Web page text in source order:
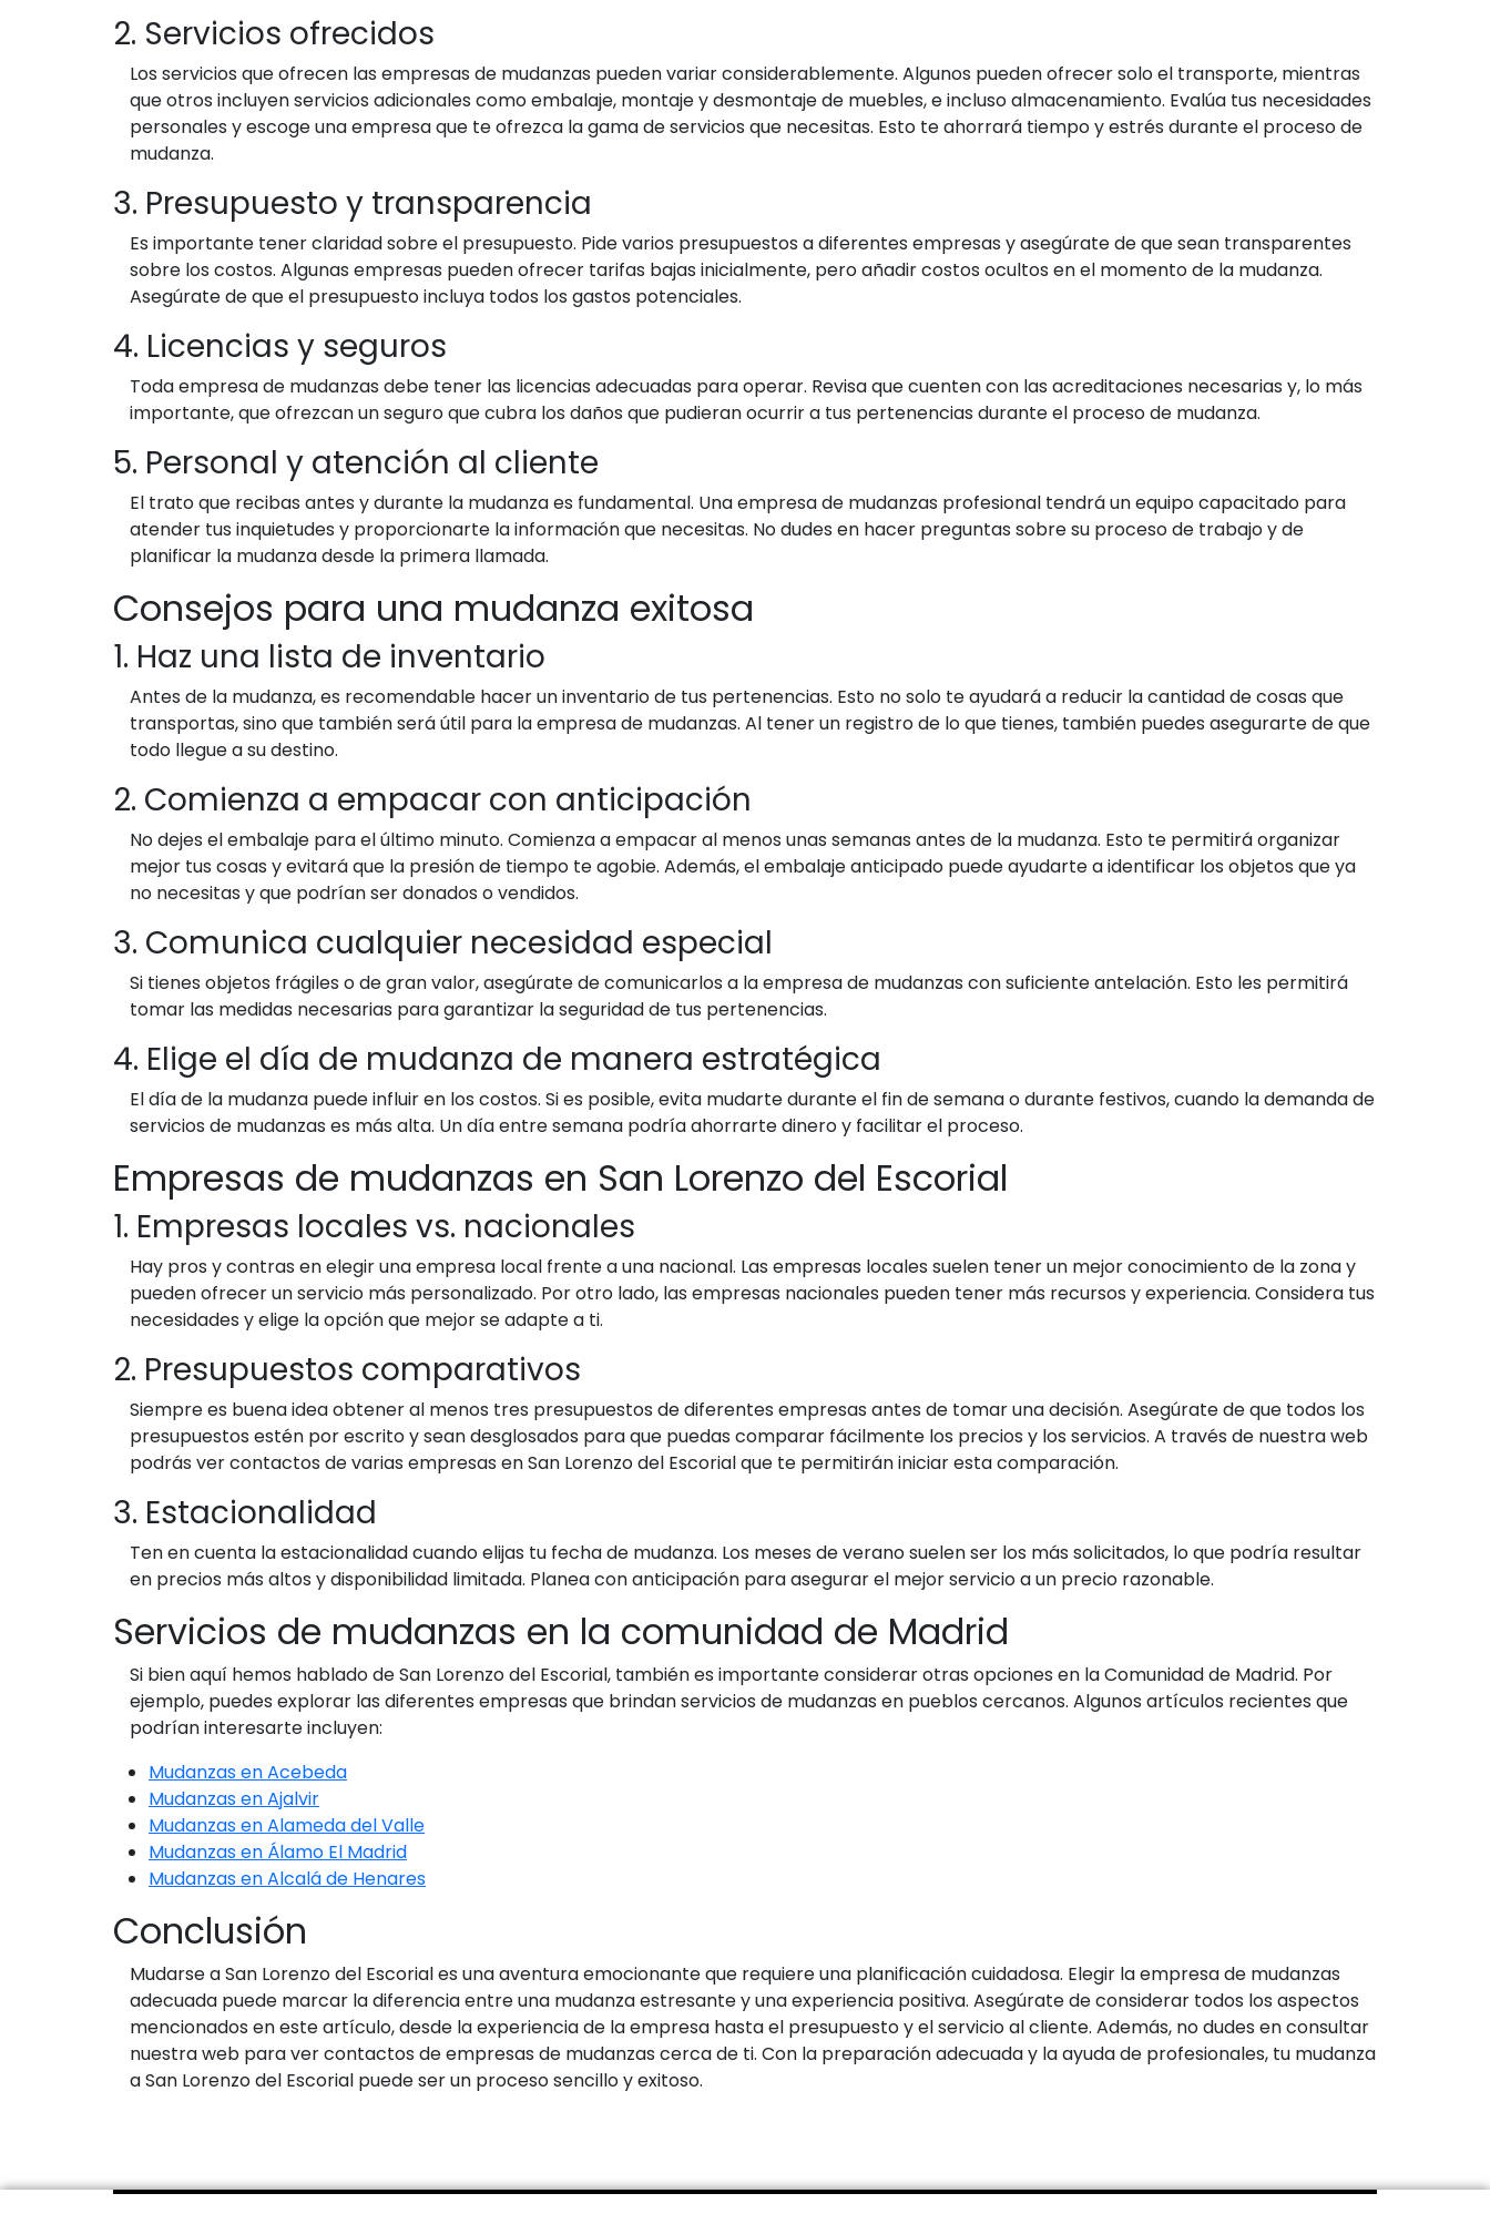
2. Servicios ofrecidos
Los servicios que ofrecen las empresas de mudanzas pueden variar considerablemente. Algunos pueden ofrecer solo el transporte, mientras
que otros incluyen servicios adicionales como embalaje, montaje y desmontaje de muebles, e incluso almacenamiento. Evalúa tus necesidades
personales y escoge una empresa que te ofrezca la gama de servicios que necesitas. Esto te ahorrará tiempo y estrés durante el proceso de
mudanza.
3. Presupuesto y transparencia
Es importante tener claridad sobre el presupuesto. Pide varios presupuestos a diferentes empresas y asegúrate de que sean transparentes
sobre los costos. Algunas empresas pueden ofrecer tarifas bajas inicialmente, pero añadir costos ocultos en el momento de la mudanza.
Asegúrate de que el presupuesto incluya todos los gastos potenciales.
4. Licencias y seguros
Toda empresa de mudanzas debe tener las licencias adecuadas para operar. Revisa que cuenten con las acreditaciones necesarias y, lo más
importante, que ofrezcan un seguro que cubra los daños que pudieran ocurrir a tus pertenencias durante el proceso de mudanza.
5. Personal y atención al cliente
El trato que recibas antes y durante la mudanza es fundamental. Una empresa de mudanzas profesional tendrá un equipo capacitado para
atender tus inquietudes y proporcionarte la información que necesitas. No dudes en hacer preguntas sobre su proceso de trabajo y de
planificar la mudanza desde la primera llamada.
Consejos para una mudanza exitosa
1. Haz una lista de inventario
Antes de la mudanza, es recomendable hacer un inventario de tus pertenencias. Esto no solo te ayudará a reducir la cantidad de cosas que
transportas, sino que también será útil para la empresa de mudanzas. Al tener un registro de lo que tienes, también puedes asegurarte de que
todo llegue a su destino.
2. Comienza a empacar con anticipación
No dejes el embalaje para el último minuto. Comienza a empacar al menos unas semanas antes de la mudanza. Esto te permitirá organizar
mejor tus cosas y evitará que la presión de tiempo te agobie. Además, el embalaje anticipado puede ayudarte a identificar los objetos que ya
no necesitas y que podrían ser donados o vendidos.
3. Comunica cualquier necesidad especial
Si tienes objetos frágiles o de gran valor, asegúrate de comunicarlos a la empresa de mudanzas con suficiente antelación. Esto les permitirá
tomar las medidas necesarias para garantizar la seguridad de tus pertenencias.
4. Elige el día de mudanza de manera estratégica
El día de la mudanza puede influir en los costos. Si es posible, evita mudarte durante el fin de semana o durante festivos, cuando la demanda de
servicios de mudanzas es más alta. Un día entre semana podría ahorrarte dinero y facilitar el proceso.
Empresas de mudanzas en San Lorenzo del Escorial
1. Empresas locales vs. nacionales
Hay pros y contras en elegir una empresa local frente a una nacional. Las empresas locales suelen tener un mejor conocimiento de la zona y
pueden ofrecer un servicio más personalizado. Por otro lado, las empresas nacionales pueden tener más recursos y experiencia. Considera tus
necesidades y elige la opción que mejor se adapte a ti.
2. Presupuestos comparativos
Siempre es buena idea obtener al menos tres presupuestos de diferentes empresas antes de tomar una decisión. Asegúrate de que todos los
presupuestos estén por escrito y sean desglosados para que puedas comparar fácilmente los precios y los servicios. A través de nuestra web
podrás ver contactos de varias empresas en San Lorenzo del Escorial que te permitirán iniciar esta comparación.
3. Estacionalidad
Ten en cuenta la estacionalidad cuando elijas tu fecha de mudanza. Los meses de verano suelen ser los más solicitados, lo que podría resultar
en precios más altos y disponibilidad limitada. Planea con anticipación para asegurar el mejor servicio a un precio razonable.
Servicios de mudanzas en la comunidad de Madrid
Si bien aquí hemos hablado de San Lorenzo del Escorial, también es importante considerar otras opciones en la Comunidad de Madrid. Por
ejemplo, puedes explorar las diferentes empresas que brindan servicios de mudanzas en pueblos cercanos. Algunos artículos recientes que
podrían interesarte incluyen:
Mudanzas en Acebeda
Mudanzas en Ajalvir
Mudanzas en Alameda del Valle
Mudanzas en Álamo El Madrid
Mudanzas en Alcalá de Henares
Conclusión
Mudarse a San Lorenzo del Escorial es una aventura emocionante que requiere una planificación cuidadosa. Elegir la empresa de mudanzas
adecuada puede marcar la diferencia entre una mudanza estresante y una experiencia positiva. Asegúrate de considerar todos los aspectos
mencionados en este artículo, desde la experiencia de la empresa hasta el presupuesto y el servicio al cliente. Además, no dudes en consultar
nuestra web para ver contactos de empresas de mudanzas cerca de ti. Con la preparación adecuada y la ayuda de profesionales, tu mudanza
a San Lorenzo del Escorial puede ser un proceso sencillo y exitoso.